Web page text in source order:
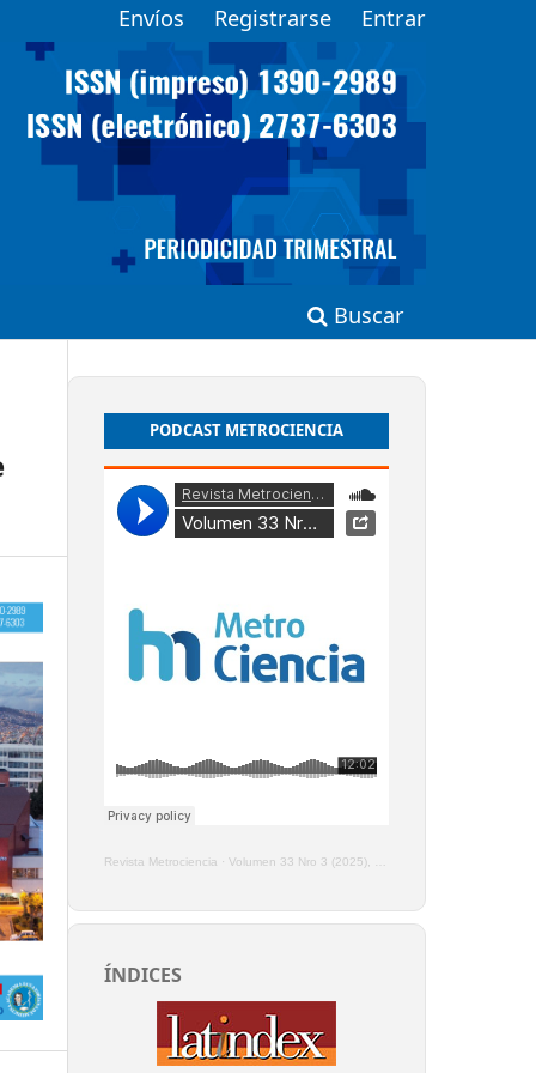
Buscar
Envíos Registrarse Entrar
PODCAST METROCIENCIA
Revista Metrociencia · Volumen 33 Nro 3 (2025), Enero - Marzo
ÍNDICES